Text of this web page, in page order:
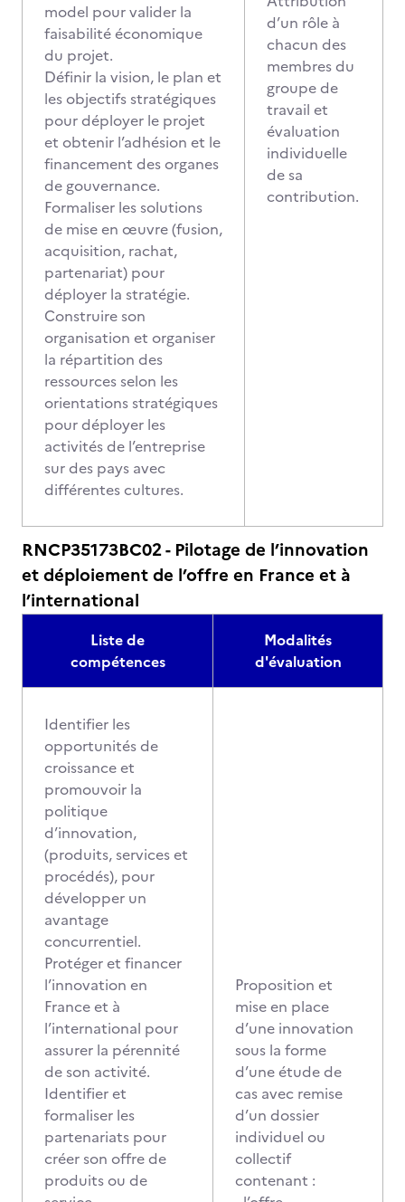
model pour valider la
faisabilité économique
du projet.
Définir la vision, le plan et
les objectifs stratégiques
pour déployer le projet
et obtenir l’adhésion et le
financement des organes
de gouvernance.
Formaliser les solutions
de mise en œuvre (fusion,
acquisition, rachat,
partenariat) pour
déployer la stratégie.
Construire son
organisation et organiser
la répartition des
ressources selon les
orientations stratégiques
pour déployer les
activités de l’entreprise
sur des pays avec
différentes cultures.
d’un rôle à
chacun des
membres du
groupe de
travail et
évaluation
individuelle
de sa
contribution.
RNCP35173BC02 - Pilotage de l’innovation
et déploiement de l’offre en France et à
l’international
Liste de
compétences
Modalités
d'évaluation
Identifier les
opportunités de
croissance et
promouvoir la
politique
d’innovation,
(produits, services et
procédés), pour
développer un
avantage
concurrentiel.
Protéger et financer
l’innovation en
France et à
l’international pour
assurer la pérennité
de son activité.
Identifier et
formaliser les
partenariats pour
créer son offre de
produits ou de
Proposition et
mise en place
d’une innovation
sous la forme
d’une étude de
cas avec remise
d’un dossier
individuel ou
collectif
contenant :